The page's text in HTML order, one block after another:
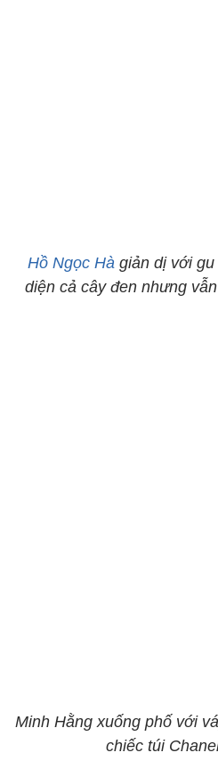
Hồ Ngọc Hà giản dị với
diện cả cây đen nhưng
Minh Hằng xuống phố với
chiếc túi